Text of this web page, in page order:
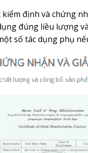
định và chứng
đúng liều lượng
số tác dụng phụ